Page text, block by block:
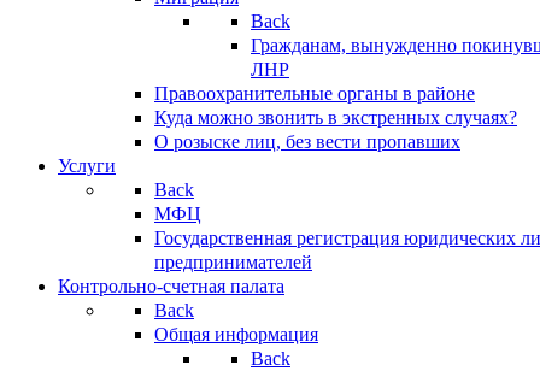
Back
Гражданам, вынужденно
ЛНР
Правоохранительные органы в районе
Куда можно звонить в экстренных случаях?
О розыске лиц, без вести пропавших
Услуги
Back
МФЦ
Государственная регистрация юридических
предпринимателей
Контрольно-счетная палата
Back
Общая информация
Back